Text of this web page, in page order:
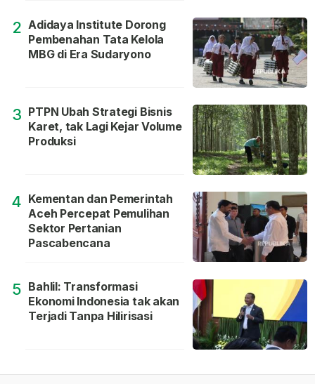
2 Adidaya Institute Dorong
Pembenahan Tata Kelola
MBG di Era Sudaryono
3 PTPN Ubah Strategi Bisnis
Karet, tak Lagi Kejar Volume
Produksi
4 Kementan dan Pemerintah
Aceh Percepat Pemulihan
Sektor Pertanian
Pascabencana
5 Bahlil: Transformasi
Ekonomi Indonesia tak akan
Terjadi Tanpa Hilirisasi